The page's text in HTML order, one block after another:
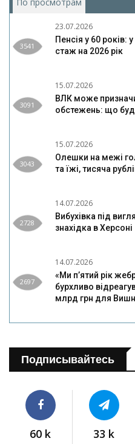
3541
23.07.2026
Пенсія у 60 років:
стаж на 2026 рік
3091
15.07.2026
ВЛК може
обстежень: що
3043
15.07.2026
Олешки на межі
та їжі, тисяча
2728
14.07.2026
Вибухівка під
знахідка в Херсоні
2697
14.07.2026
«Ми п’ятий рік
бурхливо
млрд грн для
Подписывайтесь
60 k 33 k